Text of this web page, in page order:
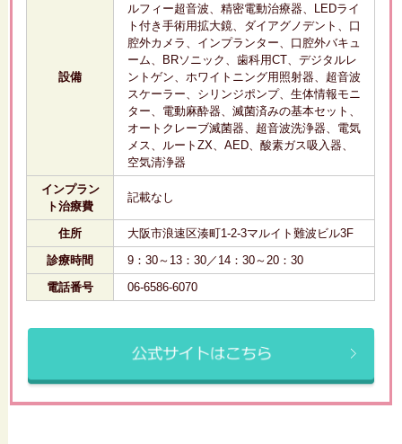
設備
ルフィー超音波、精密電動治療器、LEDライ
ト付き手術用拡大鏡、ダイアグノデント、口
腔外カメラ、インプランター、口腔外バキュ
ーム、BRソニック、歯科用CT、デジタルレ
ントゲン、ホワイトニング用照射器、超音波
スケーラー、シリンジポンプ、生体情報モニ
ター、電動麻酔器、滅菌済みの基本セット、
オートクレーブ滅菌器、超音波洗浄器、電気
メス、ルートZX、AED、酸素ガス吸入器、
空気清浄器
インプラン
ト治療費
記載なし
住所
大阪市浪速区湊町1-2-3マルイト難波ビル3F
診療時間
9：30～13：30／14：30～20：30
電話番号
06-6586-6070